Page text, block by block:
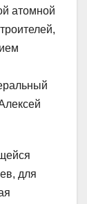
атомной
для